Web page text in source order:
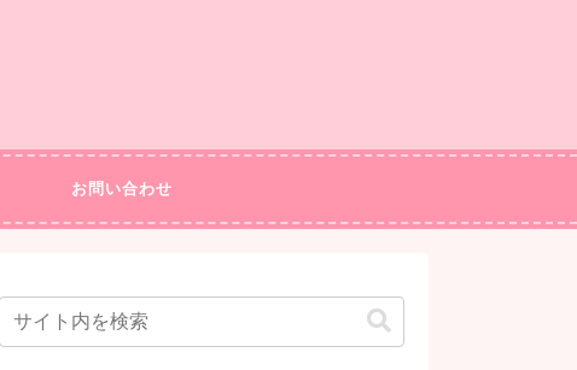
お問い合わせ